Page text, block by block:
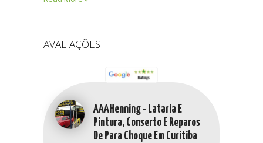
AVALIAÇÕES
AAAHenning - Lataria E
Pintura, Conserto E Reparos
De Para Choque Em Curitiba